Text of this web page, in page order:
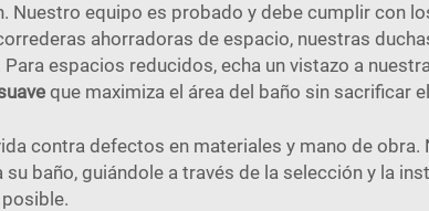
Nuestro equipo es probado y debe cumplir con
ahorradoras de espacio, nuestras
espacios reducidos, echa un vistazo a
que maximiza el área del baño sin sacrificar
contra defectos en materiales y mano de obra.
baño, guiándole a través de la selección y la